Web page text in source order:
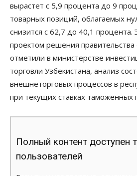
вырастет с 5,9 процента до 9
товарных позиций, облагаемых
снизится с 62,7 до 40,1 процента.
проектом решения правительства
отметили в министерстве
торговли Узбекистана, анализ
внешнеторговых процессов в
при текущих ставках
Полный контент доступен
пользователей